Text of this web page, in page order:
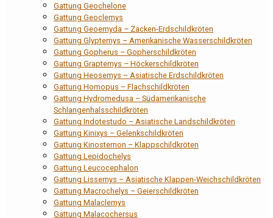
Gattung Geochelone
Gattung Geoclemys
Gattung Geoemyda – Zacken-Erdschildkröten
Gattung Glyptemys – Amerikanische Wasserschildkröten
Gattung Gopherus – Gopherschildkröten
Gattung Graptemys – Höckerschildkröten
Gattung Heosemys – Asiatische Erdschildkröten
Gattung Homopus – Flachschildkröten
Gattung Hydromedusa – Südamerikanische
Schlangenhalsschildkröten
Gattung Indotestudo – Asiatische Landschildkröten
Gattung Kinixys – Gelenkschildkröten
Gattung Kinosternon – Klappschildkröten
Gattung Lepidochelys
Gattung Leucocephalon
Gattung Lissemys – Asiatische Klappen-Weichschildkröten
Gattung Macrochelys – Geierschildkröten
Gattung Malaclemys
Gattung Malacochersus